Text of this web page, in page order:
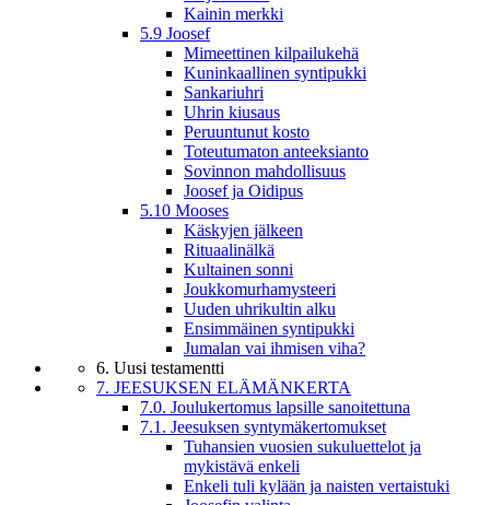
Kainin merkki
5.9 Joosef
Mimeettinen kilpailukehä
Kuninkaallinen syntipukki
Sankariuhri
Uhrin kiusaus
Peruuntunut kosto
Toteutumaton anteeksianto
Sovinnon mahdollisuus
Joosef ja Oidipus
5.10 Mooses
Käskyjen jälkeen
Rituaalinälkä
Kultainen sonni
Joukkomurhamysteeri
Uuden uhrikultin alku
Ensimmäinen syntipukki
Jumalan vai ihmisen viha?
6. Uusi testamentti
7. JEESUKSEN ELÄMÄNKERTA
7.0. Joulukertomus lapsille sanoitettuna
7.1. Jeesuksen syntymäkertomukset
Tuhansien vuosien sukuluettelot ja
mykistävä enkeli
Enkeli tuli kylään ja naisten vertaistuki